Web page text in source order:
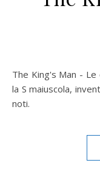
The King's Man - Le origini rivisita la storia, quella vera con
la S maiuscola,
noti.